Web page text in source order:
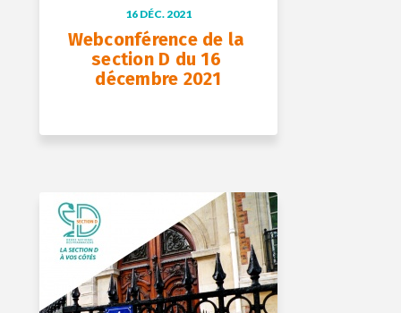
16 DÉC. 2021
Webconférence de la
section D du 16
décembre 2021
16 déc. 2021
1h00